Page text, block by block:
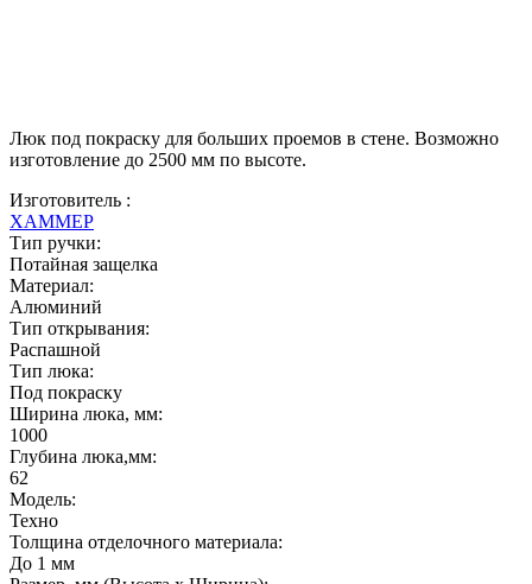
Люк под покраску для больших проемов в стене. Возможно
изготовление до 2500 мм по высоте.
Изготовитель :
ХАММЕР
Тип ручки:
Потайная защелка
Материал:
Алюминий
Тип открывания:
Распашной
Тип люка:
Под покраску
Ширина люка, мм:
1000
Глубина люка,мм:
62
Модель:
Техно
Толщина отделочного материала:
До 1 мм